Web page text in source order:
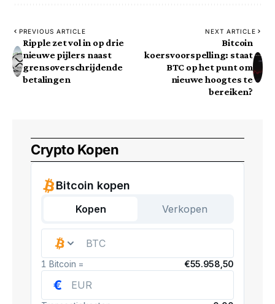
PREVIOUS ARTICLE
Ripple zet vol in op drie
nieuwe pijlers naast
grensoverschrijdende
betalingen
NEXT ARTICLE
Bitcoin
koersvoorspelling: staat
BTC op het punt om
nieuwe hoogtes te
bereiken?
Crypto Kopen